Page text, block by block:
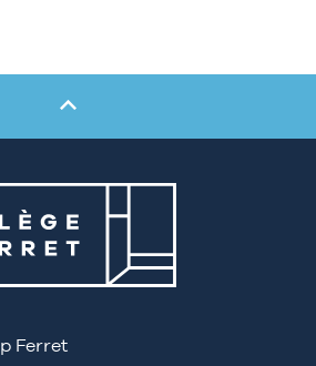
Ferret